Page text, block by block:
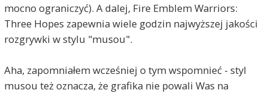
mocno ograniczyć). A dalej, Fire Emblem Warriors:
Three Hopes zapewnia wiele godzin najwyższej jakości
rozgrywki w stylu "musou".
Aha, zapomniałem wcześniej o tym wspomnieć - styl
musou też oznacza, że grafika nie powali Was na